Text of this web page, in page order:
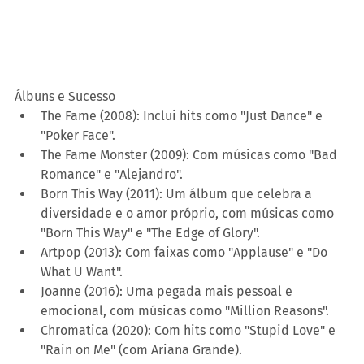
Álbuns e Sucesso
The Fame (2008): Inclui hits como "Just Dance" e
"Poker Face".
The Fame Monster (2009): Com músicas como "Bad
Romance" e "Alejandro".
Born This Way (2011): Um álbum que celebra a
diversidade e o amor próprio, com músicas como
"Born This Way" e "The Edge of Glory".
Artpop (2013): Com faixas como "Applause" e "Do
What U Want".
Joanne (2016): Uma pegada mais pessoal e
emocional, com músicas como "Million Reasons".
Chromatica (2020): Com hits como "Stupid Love" e
"Rain on Me" (com Ariana Grande).